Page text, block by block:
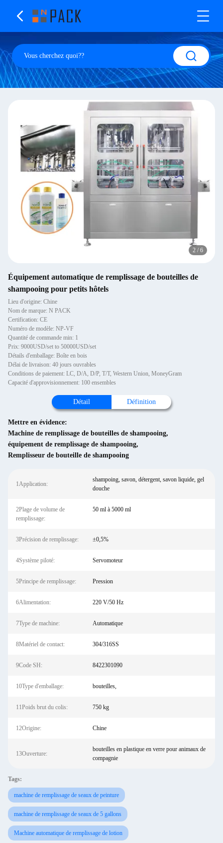
2 / 6
Équipement automatique de remplissage de bouteilles de
shampooing pour petits hôtels
Lieu d'origine: Chine
Nom de marque: N PACK
Certification: CE
Numéro de modèle: NP-VF
Quantité de commande min: 1
Prix: 9000USD/set to 50000USD/set
Détails d'emballage: Boîte en bois
Délai de livraison: 40 jours ouvrables
Conditions de paiement: LC, D/A, D/P, T/T, Western Union, MoneyGram
Capacité d'approvisionnement: 100 ensembles
Détail Définition
Mettre en évidence:
Machine de remplissage de bouteilles de shampooing,
équipement de remplissage de shampooing,
Remplisseur de bouteille de shampooing
1Application:
shampoing, savon, détergent, savon liquide, gel
douche
2Plage de volume de
remplissage:
50 ml à 5000 ml
3Précision de remplissage: ±0,5%
4Système piloté: Servomoteur
5Principe de remplissage: Pression
6Alimentation: 220 V/50 Hz
7Type de machine: Automatique
8Matériel de contact: 304/316SS
9Code SH: 8422301090
10Type d'emballage: bouteilles,
11Poids brut du colis: 750 kg
12Origine: Chine
13Ouverture:
bouteilles en plastique en verre pour animaux de
compagnie
Tags:
machine de remplissage de seaux de peinture
machine de remplissage de seaux de 5 gallons
Machine automatique de remplissage de lotion